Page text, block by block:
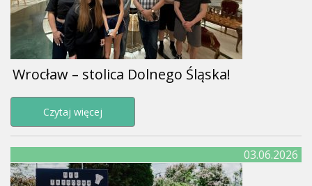
Wrocław – stolica Dolnego Śląska!
Czytaj więcej
03.06.2026